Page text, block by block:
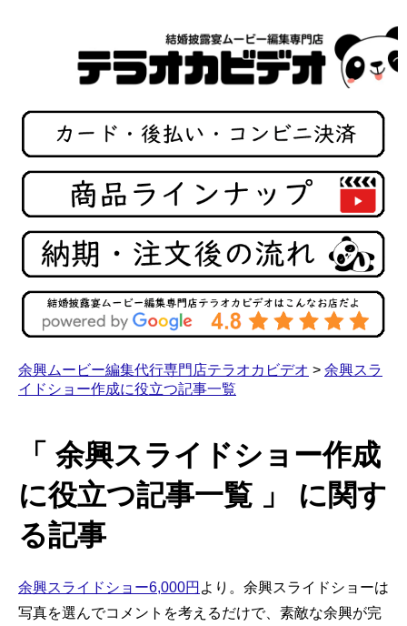
余興ムービー編集代行専門店テラオカビデオ > 余興スラ
イドショー作成に役立つ記事一覧
「 余興スライドショー作成
に役立つ記事一覧 」 に関す
る記事
余興スライドショー6,000円 より。余興スライドショーは
写真を選んでコメントを考えるだけで、素敵な余興が完